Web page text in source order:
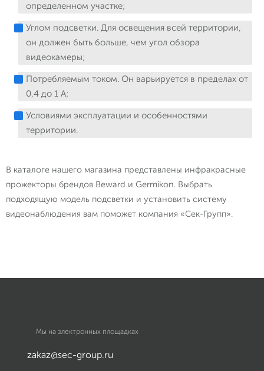
определенном участке;
Углом подсветки. Для освещения всей территории,
он должен быть больше, чем угол обзора
видеокамеры;
Потребляемым током. Он варьируется в пределах от
0,4 до 1 А;
Условиями эксплуатации и особенностями
территории.
В каталоге нашего магазина представлены инфракрасные
прожекторы брендов Beward и Germikon. Выбрать
подходящую модель подсветки и установить систему
видеонаблюдения вам поможет компания «Сек-Групп».
Мы на электронных площадках
zakaz@sec-group.ru